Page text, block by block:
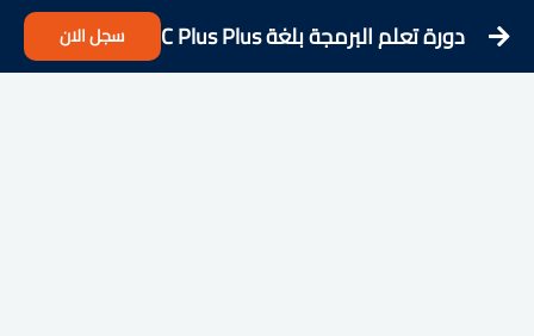
دورة تعلم البرمجة بلغة C Plus Plus سجل الان